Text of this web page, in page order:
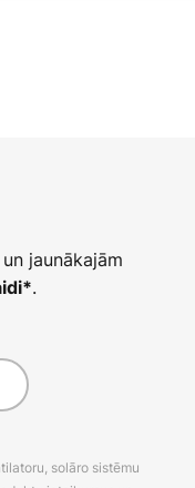
jaunākajām
.
solāro sistēmu